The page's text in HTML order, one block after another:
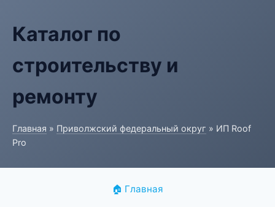
Каталог по
строительству и
ремонту
Главная » Приволжский федеральный округ » ИП Roof
Pro
🏠 Главная